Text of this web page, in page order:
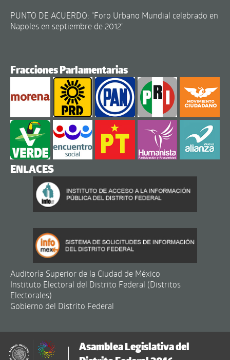
PUNTO DE ACUERDO: "Foro Urbano Mundial celebrado en
Napoles en septiembre de 2012"
Fracciones Parlamentarias
ENLACES
Auditoría Superior de la Ciudad de México
Instituto Electoral del Distrito Federal (Distritos
Electorales)
Gobierno del Distrito Federal
Asamblea Legislativa del